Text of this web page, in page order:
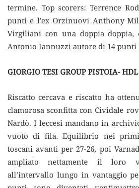
termine. Top scorers: Terrence
punti e l’ex Orzinuovi Anthony
Virgiliani con una doppia doppia,
Antonio Iannuzzi autore di 14 punti
GIORGIO TESI GROUP PISTOIA- HDL
Riscatto cercava e riscatto ha
clamorosa sconfitta con Cividale
Nardò. I leccesi mandano in
vuoto di fila. Equilibrio nei
toscani avanti per 27-26, poi
ampliato nettamente il loro
all’intervallo lungo in vantaggio